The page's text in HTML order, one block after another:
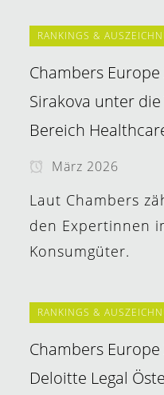
RANKINGS &
Chambers
Sirakova unter
Bereich
März 2026
Laut Chambers
den Expertinnen
Konsumgüter.
RANKINGS &
Chambers
Deloitte Legal